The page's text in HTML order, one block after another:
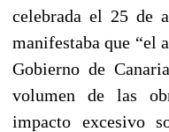
celebrada el 25 de
manifestaba que “el
Gobierno de
volumen de las
impacto excesivo